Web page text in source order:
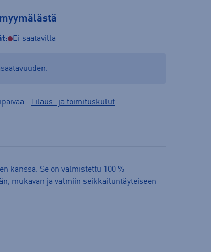
Ei saatavilla
Tilaus- ja toimituskulut
kanssa. Se on valmistettu 100 %
mukavan ja valmiin seikkailuntäyteiseen